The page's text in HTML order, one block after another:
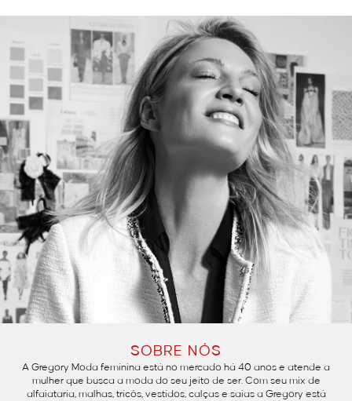
SOBRE NÓS
A Gregory Moda feminina está no mercado há 40 anos e atende a
mulher que busca a moda do seu jeito de ser. Com seu mix de
alfaiataria, malhas, tricôs, vestidos, calças e saias a Gregory está